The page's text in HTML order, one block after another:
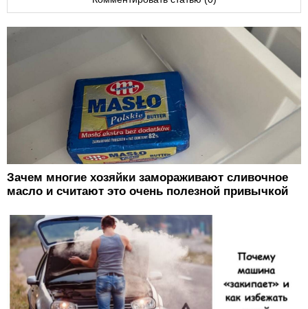
Зачем многие хозяйки замораживают сливочное
масло и считают это очень полезной привычкой